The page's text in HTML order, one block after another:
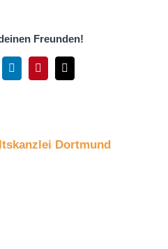
anders:
Freunden!
LinkedInPinterest
E-
Mail
Dortmund